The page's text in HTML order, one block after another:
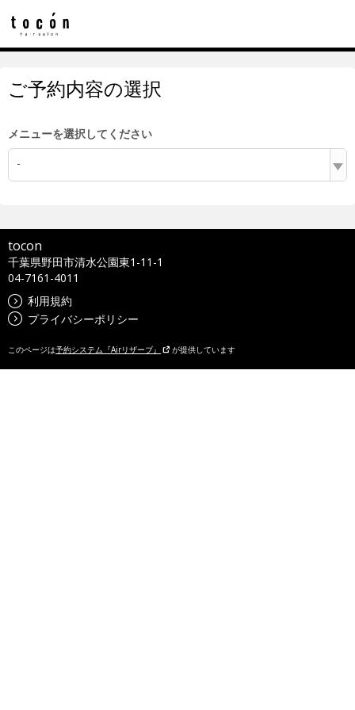
ご予約内容の選択
メニューを選択してください
-
tocon
千葉県野田市清水公園東1-11-1
04-7161-4011
利用規約
プライバシーポリシー
このページは予約システム『Airリザーブ』 が提供しています